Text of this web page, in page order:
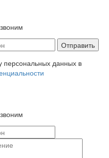
персональных данных в